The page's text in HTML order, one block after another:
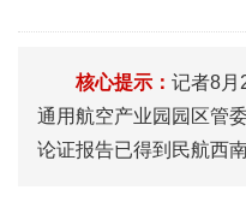
核心提示： 记者8月
通用航空产业园园区管
论证报告已得到民航西